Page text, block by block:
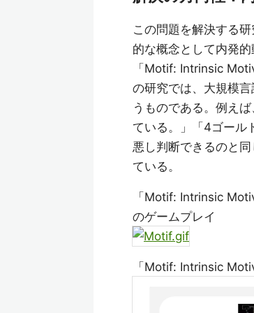
この問題を解決する
的な概念として内発
「Motif: Intrinsic
の研究では、大規模
うものである。例え
ている。」「4ゴール
悪し判断できるのと
ている。
「Motif: Intrinsic
のゲームプレイ
「Motif: Intrinsic